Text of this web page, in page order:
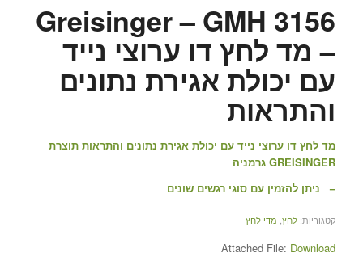
Greisinger – GMH 3156
– מד לחץ דו ערוצי נייד
עם יכולת אגירת נתונים
והתראות
מד לחץ דו ערוצי נייד עם יכולת אגירת נתונים והתראות תוצרת
GREISINGER גרמניה
– ניתן להזמין עם סוגי רגשים שונים
קטגוריות: לחץ, מדי לחץ
Attached File: Download